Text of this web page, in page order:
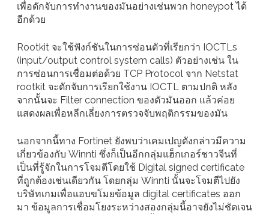
เพื่อดักจับการทำงานของมันอย่างเช่นพวก honeypot ได้
อีกด้วย
Rootkit จะใช้ฟังก์ชันในการซ่อนตัวที่เรียกว่า IOCTLs
(input/output control system calls) ตัวอย่างเช่น ใน
การซ่อนการเชื่อมต่อด้วย TCP Protocol จาก Netstat
rootkit จะดักจับการเรียกใช้งาน IOCTL ตามปกติ หลัง
จากนั้นจะ Filter connection ของตัวมันออก แล้วค่อย
แสดงผลเพื่อหลีกเลี่ยงการตรวจจับพฤติกรรมของมัน
นอกจากนี้ทาง Fortinet ยังพบว่าเคมเปญดังกล่าวมีความ
เกี่ยวข้องกับ Winnti ซึ่งก็เป็นอีกกลุ่มแฮ็กเกอร์ชาวจีนที่
เป็นที่รู้จักในการโจมตีโดยใช้ Digital signed certificate
ที่ถูกต้องเช่นเดียวกัน โดยกลุ่ม Winnti นั้นจะโจมตีไปยัง
บริษัทเกมเพื่อแอบขโมยข้อมูล digital certificates ออก
มา ข้อมูลการเชื่อมโยงระหว่างสองกลุ่มนี้อาจยังไม่ชัดเจน